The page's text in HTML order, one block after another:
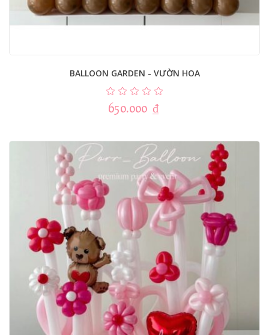
BALLOON GARDEN - VƯỜN HOA
650.000 ₫